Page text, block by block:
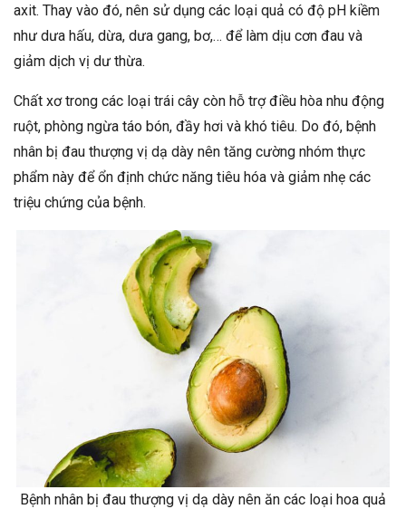
axit. Thay vào đó, nên sử dụng các loại quả có độ pH kiềm
như dưa hấu, dừa, dưa gang, bơ,… để làm dịu cơn đau và
giảm dịch vị dư thừa.
Chất xơ trong các loại trái cây còn hỗ trợ điều hòa nhu động
ruột, phòng ngừa táo bón, đầy hơi và khó tiêu. Do đó, bệnh
nhân bị đau thượng vị dạ dày nên tăng cường nhóm thực
phẩm này để ổn định chức năng tiêu hóa và giảm nhẹ các
triệu chứng của bệnh.
Bệnh nhân bị đau thượng vị dạ dày nên ăn các loại hoa quả